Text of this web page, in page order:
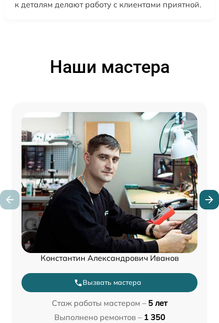
к деталям делают работу с клиентами приятной.
Наши мастера
Константин Александрович Иванов
Вызвать мастера
Стаж работы мастером – 5 лет
Выполнено ремонтов – 1 350